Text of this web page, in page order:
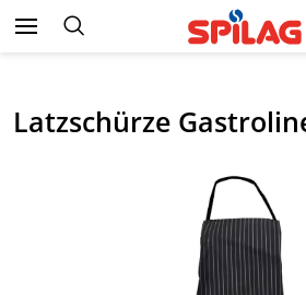
Latzschürze